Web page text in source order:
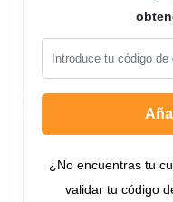
¿No encuentras tu
validar tu código